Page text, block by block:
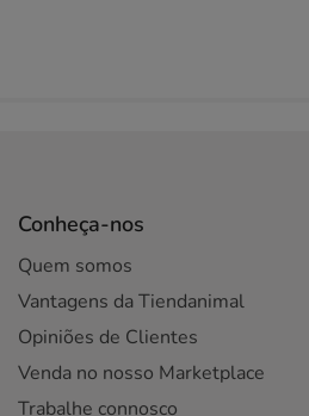
Conheça-nos
Quem somos
Vantagens da Tiendanimal
Opiniões de Clientes
Venda no nosso Marketplace
Trabalhe connosco